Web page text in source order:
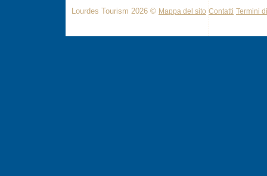
Lourdes Tourism 2026 © Mappa del sito Contatti Termini